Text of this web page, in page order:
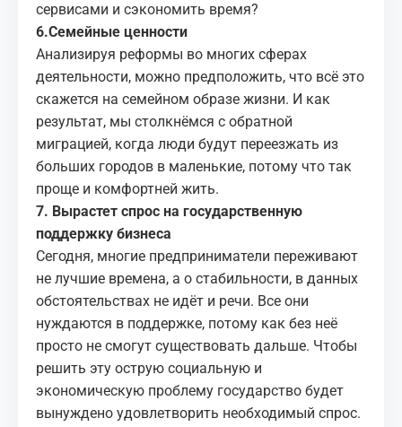
сервисами и сэкономить время?
6.Семейные ценности
Анализируя реформы во многих сферах
деятельности, можно предположить, что всё это
скажется на семейном образе жизни. И как
результат, мы столкнёмся с обратной
миграцией, когда люди будут переезжать из
больших городов в маленькие, потому что так
проще и комфортней жить.
7. Вырастет спрос на государственную
поддержку бизнеса
Сегодня, многие предприниматели переживают
не лучшие времена, а о стабильности, в данных
обстоятельствах не идёт и речи. Все они
нуждаются в поддержке, потому как без неё
просто не смогут существовать дальше. Чтобы
решить эту острую социальную и
экономическую проблему государство будет
вынуждено удовлетворить необходимый спрос.